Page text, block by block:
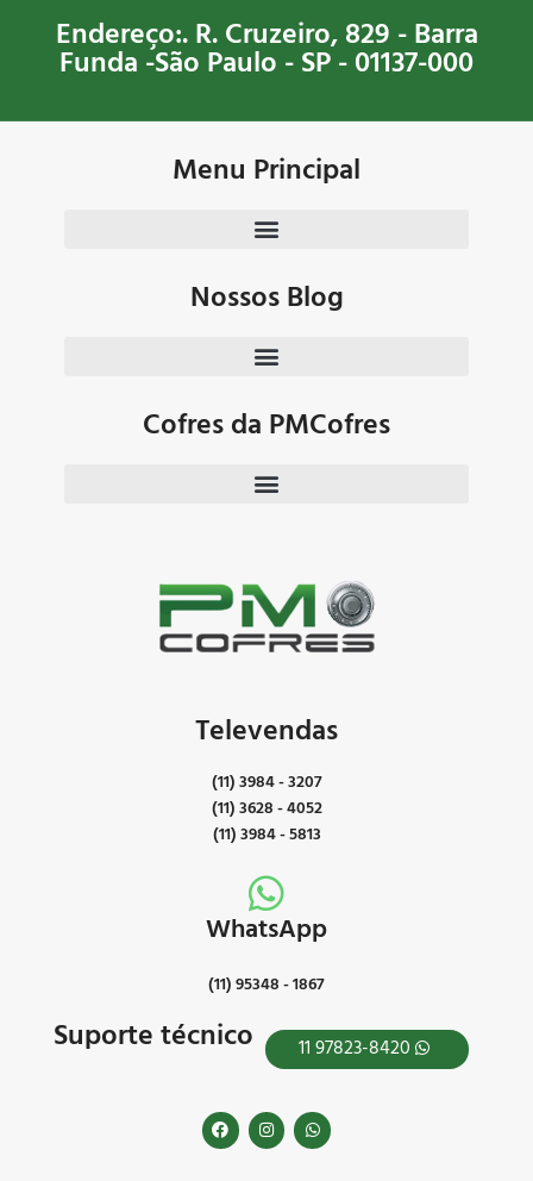
emborrachado e com carpete
interno.
Endereço:. R. Cruzeiro, 829 - Barra
Funda -São Paulo - SP - 01137-000
Menu Principal
Nossos Blog
Cofres da PMCofres
Televendas
(11) 3984 - 3207
(11) 3628 - 4052
(11) 3984 - 5813
WhatsApp
(11) 95348 - 1867
Suporte técnico 11 97823-8420